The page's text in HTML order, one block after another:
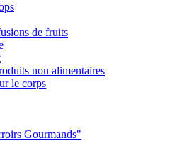
de fruits
non alimentaires
le corps
Gourmands"